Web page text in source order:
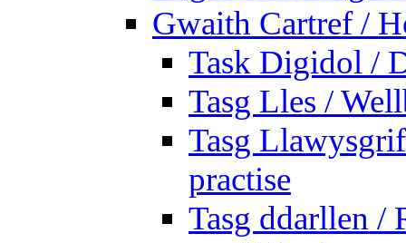
Gwaith Cartref /
Task Digidol /
Tasg Lles /
Tasg
practise
Tasg ddarllen /